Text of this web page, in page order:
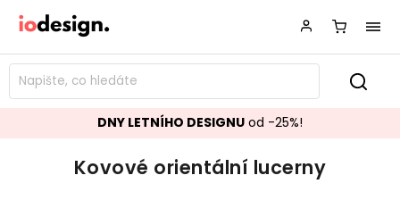
DNY LETNÍHO DESIGNU od -25%!
Kovové orientální lucerny